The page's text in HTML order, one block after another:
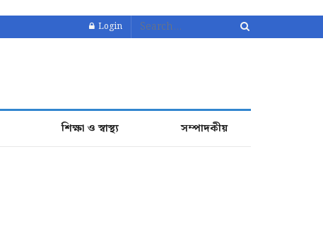
Login
শিক্ষা ও স্বাস্থ্য সম্পাদকীয়